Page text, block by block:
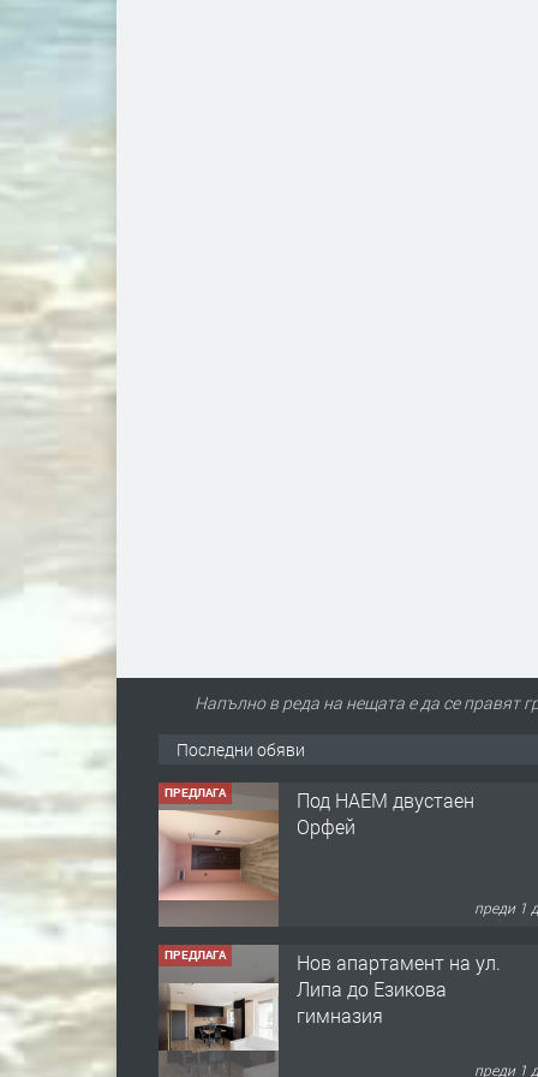
Напълно в реда на нещата е да се правят
Последни обяви
ПРЕДЛАГА
Нов апартамент на ул.
Липа до Езикова
преди 1
ПРЕДЛАГА
🔑 ОБЗАВЕДЕНА
ГАРСОНИЕРА ПОД
НАЕМ В КВ. „ОРФЕЙ“ –
преди 2